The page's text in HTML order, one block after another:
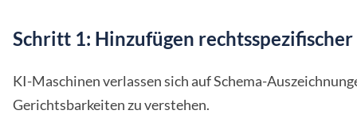
Schritt 1: Hinzufügen
KI-Maschinen verlassen sich auf Schema-
Gerichtsbarkeiten zu verstehen.